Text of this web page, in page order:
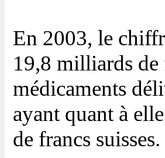
En 2003, le
19,8 milliards de
médicaments
ayant quant à
de francs suisses.